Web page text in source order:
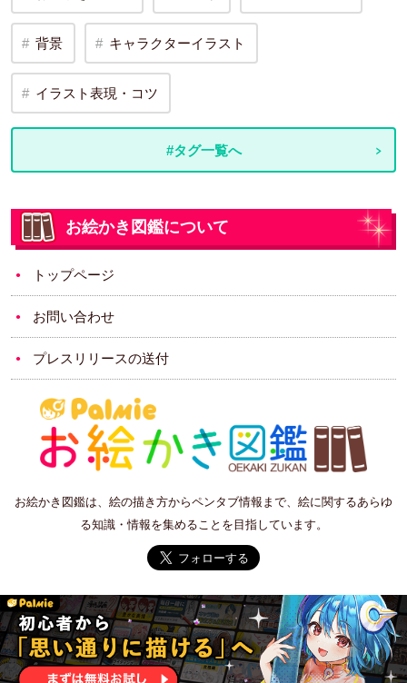
背景 キャラクターイラスト
イラスト表現・コツ
#タグ一覧へ
お絵かき図鑑について
トップページ
お問い合わせ
プレスリリースの送付
お絵かき図鑑は、絵の描き方からペンタブ情報まで、絵に関するあらゆ
る知識・情報を集めることを目指しています。